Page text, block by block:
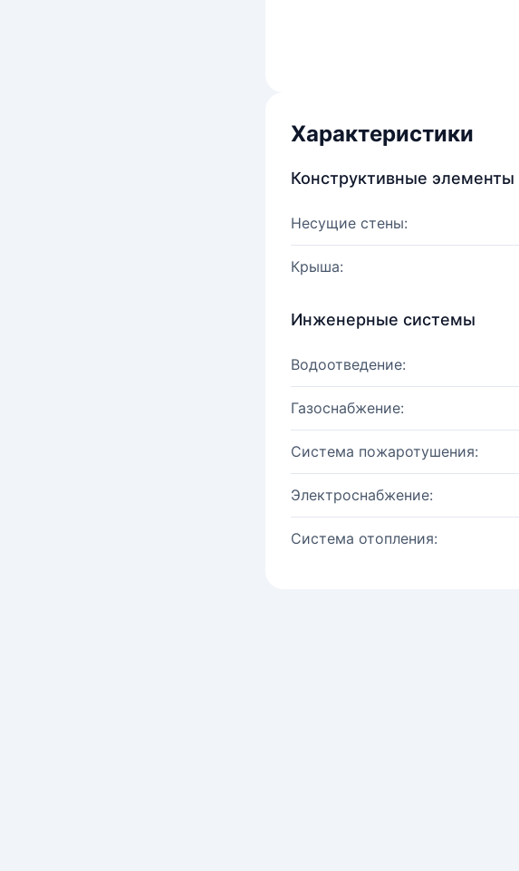
Характеристики
Конструктивные элементы
Несущие стены:
Крыша:
Инженерные системы
Водоотведение:
Газоснабжение:
Система пожаротушения:
Электроснабжение:
Система отопления: